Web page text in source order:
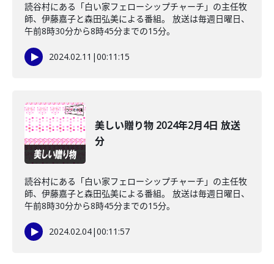
読谷村にある「白い家フェローシップチャーチ」の主任牧
師、伊藤嘉子と森田弘美による番組。 放送は毎週日曜日、
午前8時30分から8時45分までの15分。
2024.02.11 |00:11:15
美しい贈り物 2024年2月4日 放送
分
読谷村にある「白い家フェローシップチャーチ」の主任牧
師、伊藤嘉子と森田弘美による番組。 放送は毎週日曜日、
午前8時30分から8時45分までの15分。
2024.02.04|00:11:57